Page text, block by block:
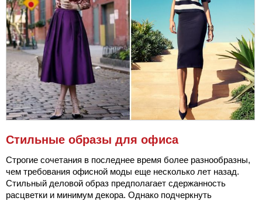
Стильные образы для офиса
Строгие сочетания в последнее время более разнообразны,
чем требования офисной моды еще несколько лет назад.
Стильный деловой образ предполагает сдержанность
расцветки и минимум декора. Однако подчеркнуть